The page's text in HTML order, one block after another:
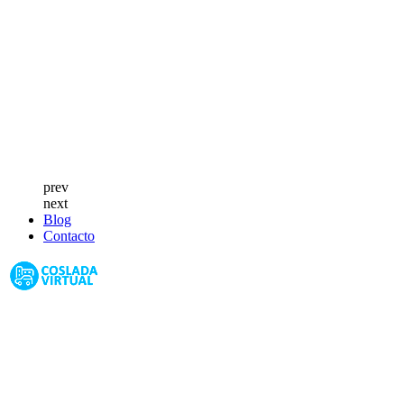
prev
next
Blog
Contacto